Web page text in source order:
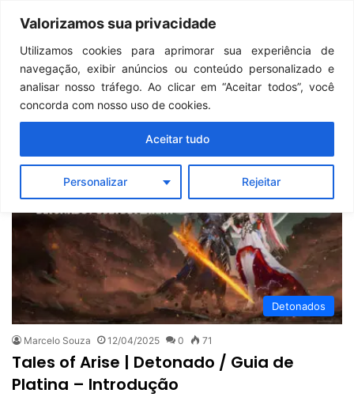
Valorizamos sua privacidade
Utilizamos cookies para aprimorar sua experiência de
navegação, exibir anúncios ou conteúdo personalizado e
analisar nosso tráfego. Ao clicar em “Aceitar todos”, você
concorda com nosso uso de cookies.
Personalizar Rejeitar
Aceitar tudo
Menu
Tales of Arise
Detonados
Marcelo Souza 12/04/2025 0 71
Tales of Arise | Detonado / Guia de
Platina – Introdução